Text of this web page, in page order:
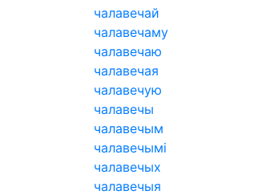
чалавечай
чалавечаму
чалавечаю
чалавечая
чалавечую
чалавечы
чалавечым
чалавечымі
чалавечых
чалавечыя